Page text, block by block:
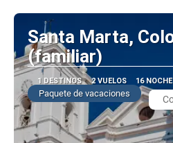
Santa Marta,
(familiar)
1 DESTINOS 2 VUELOS 16
Paquete de vacaciones